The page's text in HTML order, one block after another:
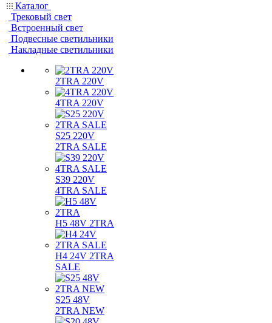
Каталог
Трековый свет
Встроенный свет
Подвесные светильники
Накладные светильники
2TRA 220V
4TRA 220V
S25 220V
2TRA SALE
S39 220V
4TRA SALE
H5 48V 2TRA
H4 24V 2TRA
SALE
S25 48V
2TRA NEW